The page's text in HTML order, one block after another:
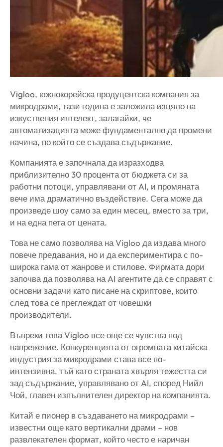
Vigloo, южнокорейска продуцентска компания за
микродрами, тази година е заложила изцяло на
изкуствения интелект, залагайки, че
автоматизацията може фундаментално да промени
начина, по който се създава съдържание.
Компанията е започнала да изразходва
приблизително 30 процента от бюджета си за
работни потоци, управлявани от AI, и промяната
вече има драматично въздействие. Сега може да
произведе шоу само за един месец, вместо за три,
и на една пета от цената.
Това не само позволява на Vigloo да издава много
повече предавания, но и да експериментира с по-
широка гама от жанрове и стилове. Фирмата дори
започва да позволява на AI агентите да се справят с
основни задачи като писане на скриптове, които
след това се преглеждат от човешки
производители.
Въпреки това Vigloo все още се чувства под
напрежение. Конкуренцията от огромната китайска
индустрия за микродрами става все по-
интензивна, тъй като страната хвърля тежестта си
зад съдържание, управлявано от AI, според Нийл
Чой, главен изпълнителен директор на компанията.
Китай е пионер в създаването на микродрами –
известни още като вертикални драми – нов
развлекателен формат, който често е наричан